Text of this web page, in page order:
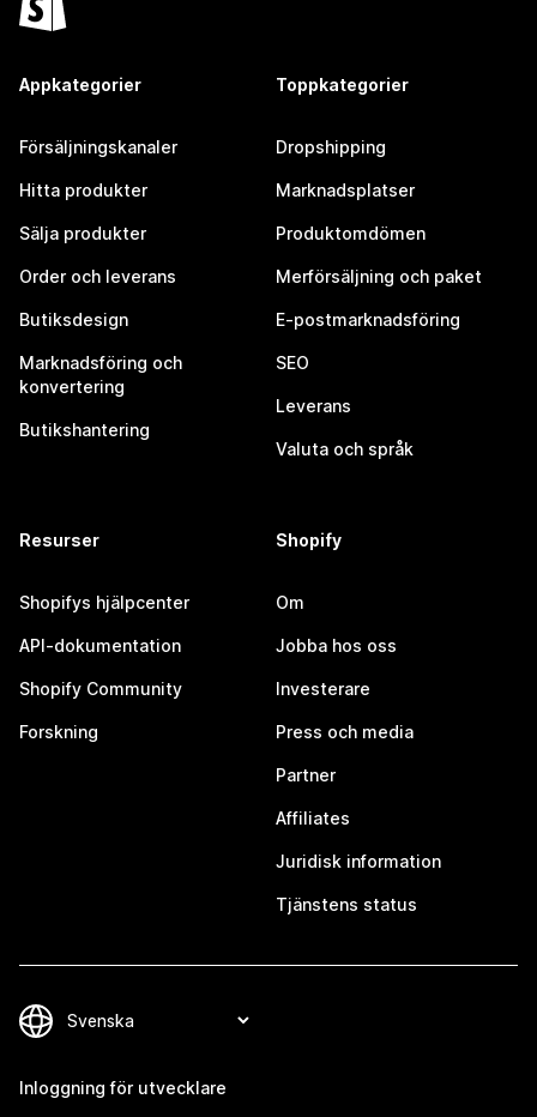
Appkategorier
Försäljningskanaler
Hitta produkter
Sälja produkter
Order och leverans
Butiksdesign
Marknadsföring och
konvertering
Butikshantering
Toppkategorier
Dropshipping
Marknadsplatser
Produktomdömen
Merförsäljning och paket
E-postmarknadsföring
SEO
Leverans
Valuta och språk
Resurser
Shopifys hjälpcenter
API-dokumentation
Shopify Community
Forskning
Shopify
Om
Jobba hos oss
Investerare
Press och media
Partner
Affiliates
Juridisk information
Tjänstens status
Inloggning för utvecklare